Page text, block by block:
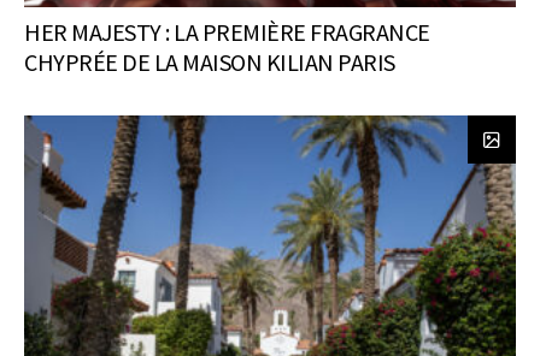
HER MAJESTY : LA PREMIÈRE FRAGRANCE
CHYPRÉE DE LA MAISON KILIAN PARIS